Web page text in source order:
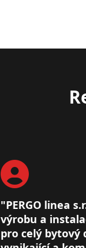
"PERGO linea
výrobu a
pro celý bytový